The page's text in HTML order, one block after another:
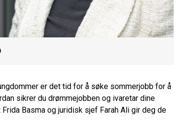
er det tid for å søke sommerjobb for å
sikrer du drømmejobben og ivaretar dine
Basma og juridisk sjef Farah Ali gir deg de